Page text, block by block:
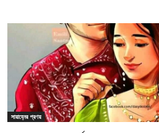
সায়াহ্নের প্রণয়